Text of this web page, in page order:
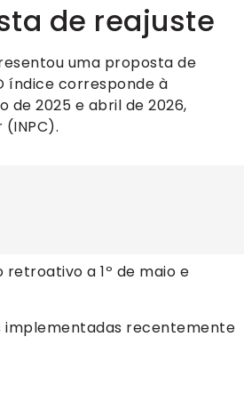
de reajuste
uma proposta de
índice corresponde à
2025 e abril de 2026,
a 1º de maio e
implementadas recentemente